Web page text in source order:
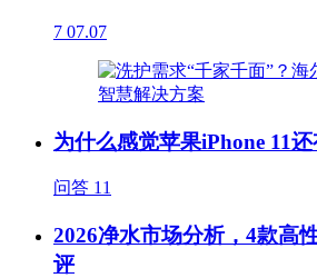
7 07.07
为什么感觉苹果iPhone 11
问答 11
2026净水市场分析，4款高
评